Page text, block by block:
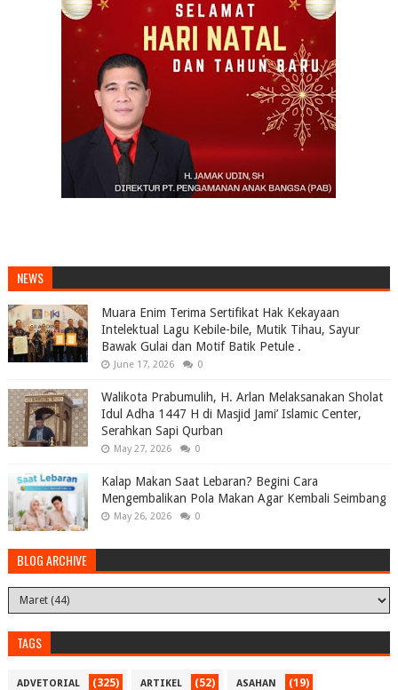
NEWS
Muara Enim Terima Sertifikat Hak Kekayaan
Intelektual Lagu Kebile-bile, Mutik Tihau, Sayur
Bawak Gulai dan Motif Batik Petule .
June 17, 2026 0
Walikota Prabumulih, H. Arlan Melaksanakan Sholat
Idul Adha 1447 H di Masjid Jami’ Islamic Center,
Serahkan Sapi Qurban
May 27, 2026 0
Kalap Makan Saat Lebaran? Begini Cara
Mengembalikan Pola Makan Agar Kembali Seimbang
May 26, 2026 0
BLOG ARCHIVE
TAGS
ADVETORIAL (325) ARTIKEL (52) ASAHAN (19)